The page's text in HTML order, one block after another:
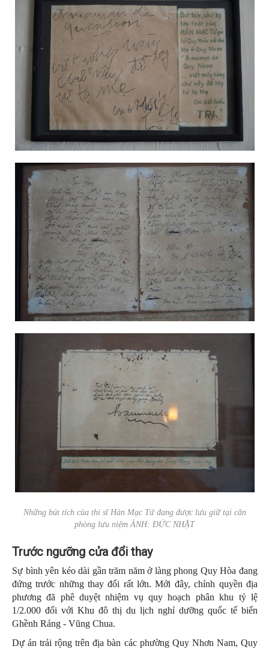
Những bút tích của thi sĩ Hàn Mạc Tử đang được lưu giữ tại căn
phòng lưu niệm ẢNH: ĐỨC NHẬT
Trước ngưỡng cửa đổi thay
Sự bình yên kéo dài gần trăm năm ở làng phong Quy Hòa đang
đứng trước những thay đổi rất lớn. Mới đây, chính quyền địa
phương đã phê duyệt nhiệm vụ quy hoạch phân khu tỷ lệ
1/2.000 đối với Khu đô thị du lịch nghỉ dưỡng quốc tế biển
Ghềnh Ráng - Vũng Chua.
Dự án trải rộng trên địa bàn các phường Quy Nhơn Nam, Quy